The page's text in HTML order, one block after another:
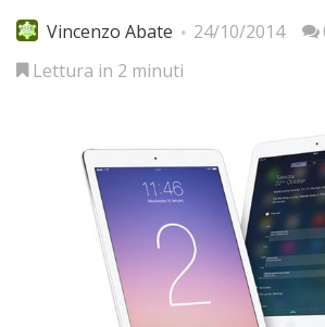
Vincenzo Abate 24/10/2014
Lettura in 2 minuti